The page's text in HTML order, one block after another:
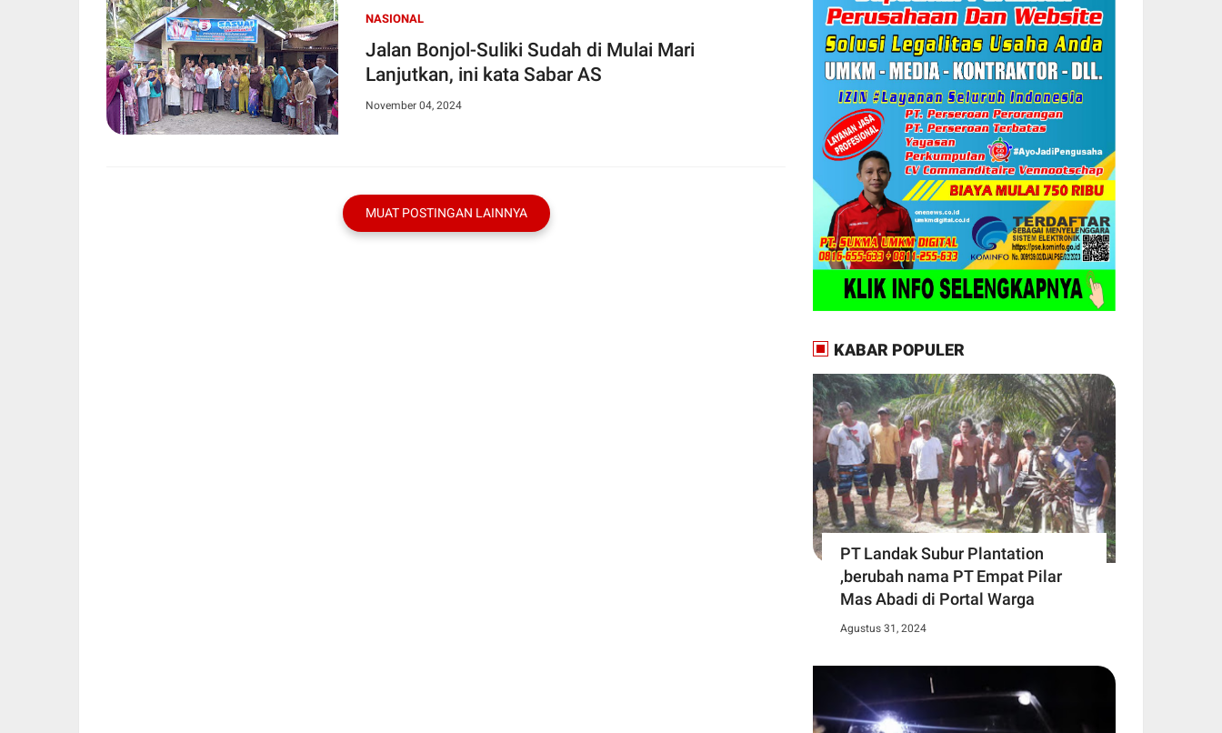
NASIONAL
Jalan Bonjol-Suliki Sudah di Mulai Mari
Lanjutkan, ini kata Sabar AS
November 04, 2024
MUAT POSTINGAN LAINNYA
KABAR POPULER
PT Landak Subur Plantation
,berubah nama PT Empat Pilar
Mas Abadi di Portal Warga
Agustus 31, 2024